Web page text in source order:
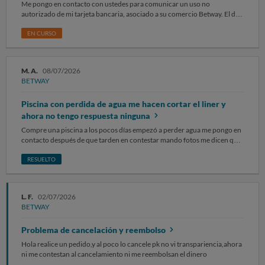
Me pongo en contacto con ustedes para comunicar un uso no
autorizado de mi tarjeta bancaria, asociado a su comercio Betway. El día
44€ los dos identificado como “BETWAY SPAIN CEUTA” el cual yo no he
de un uso no autorizado de mi tarjeta. - Y que esta información sea
comunicada a mi entidad bancaria (ING Direct) si fuera necesario para la
espera de su confirmación, muchas gracias
EN CURSO
M. A. 08/07/2026
BETWAY
Piscina con perdida de agua me hacen cortar el liner y
ahora no tengo respuesta ninguna
Compre una piscina a los pocos días empezó a perder agua me pongo en
contacto después de que tarden en contestar mando fotos me dicen que
ahora estoy sin piscina y sin respuesta ni siquiera devolvieron el dinero
RESUELTO
L. F. 02/07/2026
BETWAY
Problema de cancelación y reembolso
Hola realice un pedido,y al poco lo cancele pk no vi transpariencia,ahora
ni me contestan al cancelamiento ni me reembolsan el dinero